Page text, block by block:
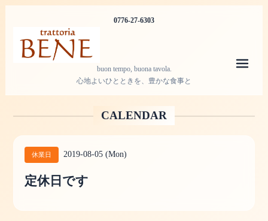
0776-27-6303
buon tempo, buona tavola.
心地よいひとときを、豊かな食事と
CALENDAR
休業日 2019-08-05 (Mon)
定休日です